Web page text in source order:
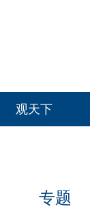
观天下
专题